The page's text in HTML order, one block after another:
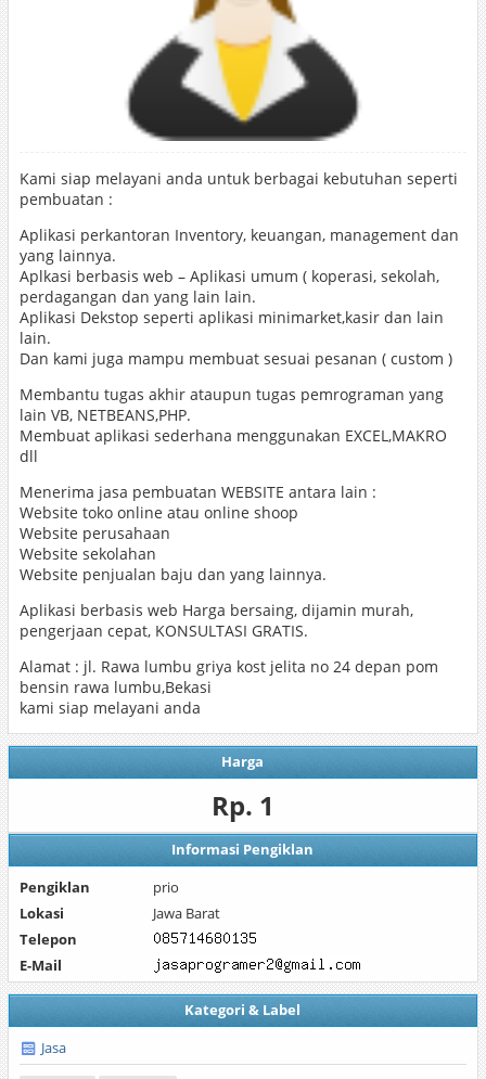
Kami siap melayani anda untuk berbagai kebutuhan seperti
pembuatan :
Aplikasi perkantoran Inventory, keuangan, management dan
yang lainnya.
Aplkasi berbasis web – Aplikasi umum ( koperasi, sekolah,
perdagangan dan yang lain lain.
Aplikasi Dekstop seperti aplikasi minimarket,kasir dan lain
lain.
Dan kami juga mampu membuat sesuai pesanan ( custom )
Membantu tugas akhir ataupun tugas pemrograman yang
lain VB, NETBEANS,PHP.
Membuat aplikasi sederhana menggunakan EXCEL,MAKRO
dll
Menerima jasa pembuatan WEBSITE antara lain :
Website toko online atau online shoop
Website perusahaan
Website sekolahan
Website penjualan baju dan yang lainnya.
Aplikasi berbasis web Harga bersaing, dijamin murah,
pengerjaan cepat, KONSULTASI GRATIS.
Alamat : jl. Rawa lumbu griya kost jelita no 24 depan pom
bensin rawa lumbu,Bekasi
kami siap melayani anda
Harga
Rp. 1
Informasi Pengiklan
Pengiklan
prio
Lokasi
Jawa Barat
Telepon
E-Mail
Kategori & Label
Jasa